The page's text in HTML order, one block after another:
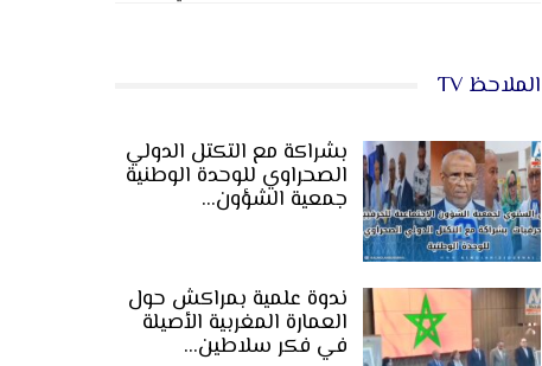
الملاحظ TV
بشراكة مع التكتل الدولي
الصحراوي للوحدة الوطنية
جمعية الشؤون…
ندوة علمية بمراكش حول
العمارة المغربية الأصيلة
في فكر سلاطين…